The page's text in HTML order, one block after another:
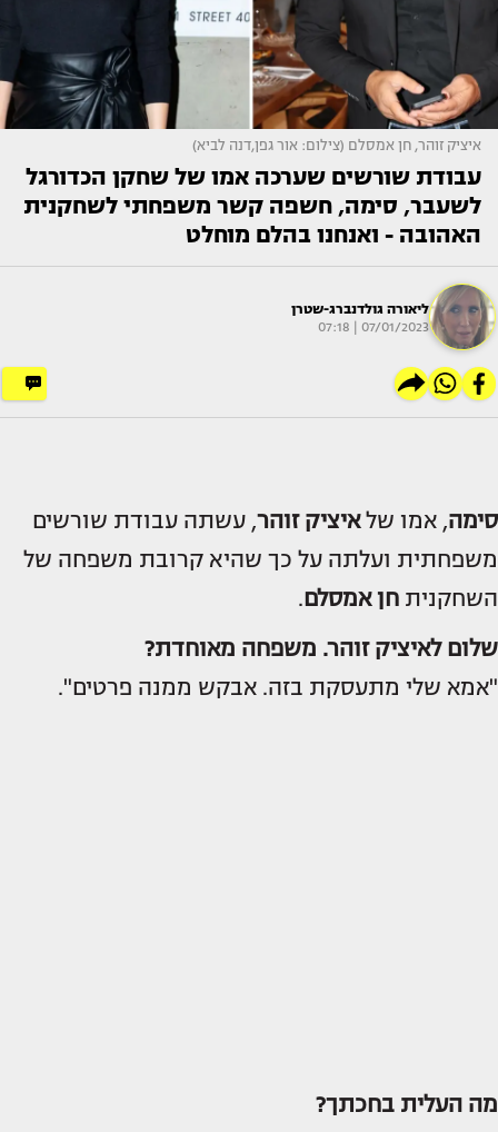
איציק זוהר, חן אמסלם (צילום: אור גפן,דנה לביא)
עבודת שורשים שערכה אמו של שחקן הכדורגל
לשעבר, סימה, חשפה קשר משפחתי לשחקנית
האהובה - ואנחנו בהלם מוחלט
ליאורה גולדנברג-שטרן
07/01/2023 | 07:18
סימה, אמו שלאיציק זוהר, עשתה עבודת שורשים
משפחתית ועלתה על כך שהיא קרובת משפחה של
השחקנית חן אמסלם.
שלום לאיציק זוהר. משפחה מאוחדת?
"אמא שלי מתעסקת בזה. אבקש ממנה פרטים".
מה העלית בחכתך?